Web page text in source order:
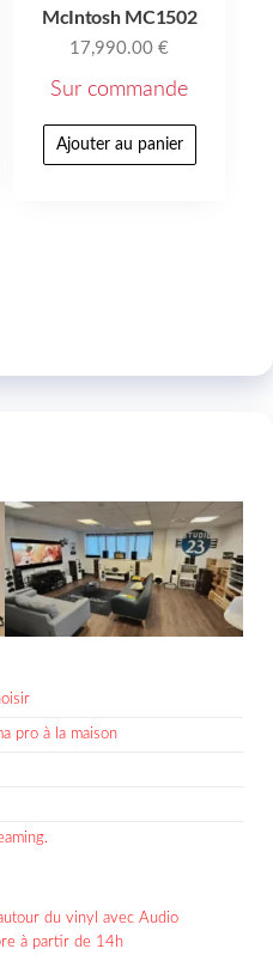
McIntosh MC1502
17,990.00€
Sur commande
Ajouter au panier
pro à la maison
du vinyl avec Audio
à partir de 14h